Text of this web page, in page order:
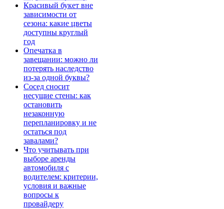
Красивый букет вне
зависимости от
сезона: какие цветы
доступны круглый
год
Опечатка в
завещании: можно ли
потерять наследство
из-за одной буквы?
Сосед сносит
несущие стены: как
остановить
незаконную
перепланировку и не
остаться под
завалами?
Что учитывать при
выборе аренды
автомобиля с
водителем: критерии,
условия и важные
вопросы к
провайдеру